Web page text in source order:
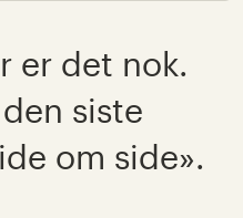
er det nok.
siste
om side».